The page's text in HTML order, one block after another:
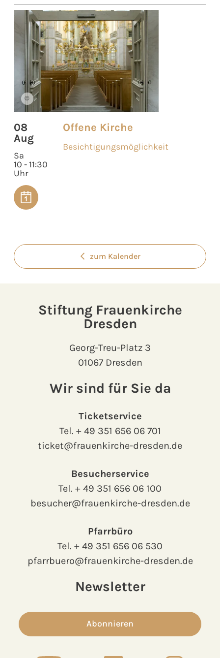
©
08
Aug
Sa
10 - 11:30
Uhr
Offene Kirche
Besichtigungsmöglichkeit
zum Kalender
Stiftung Frauenkirche
Dresden
Georg-Treu-Platz 3
01067 Dresden
Wir sind für Sie da
Ticketservice
Tel. + 49 351 656 06 701
ticket@frauenkirche-dresden.de
Besucherservice
Tel. + 49 351 656 06 100
besucher@frauenkirche-dresden.de
Pfarrbüro
Tel. + 49 351 656 06 530
pfarrbuero@frauenkirche-dresden.de
Newsletter
Abonnieren